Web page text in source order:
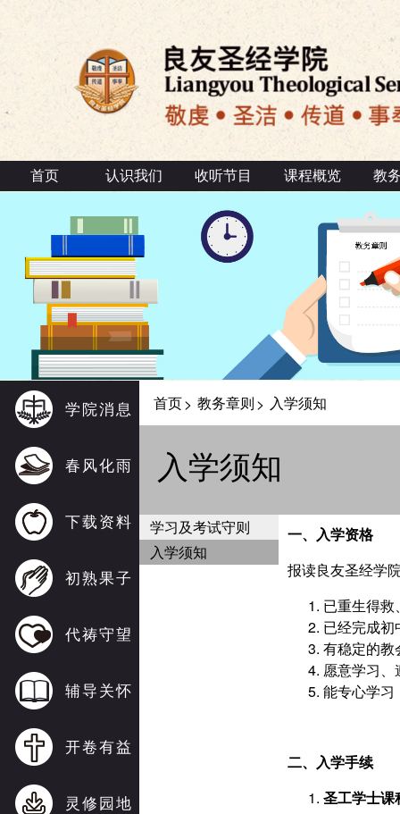
首页 认识我们 收听节目 课程概览 教
学院消息
春风化雨
下载资料
初熟果子
代祷守望
辅导关怀
开卷有益
灵修园地
首页> 教务章则> 入学须知
入学须知
学习及考试守则
入学须知
一、入学资格
报读良友圣经学
已重生得
已经完成
有稳定的教
愿意学习
能专心学习
二、入学手续
圣工学士课